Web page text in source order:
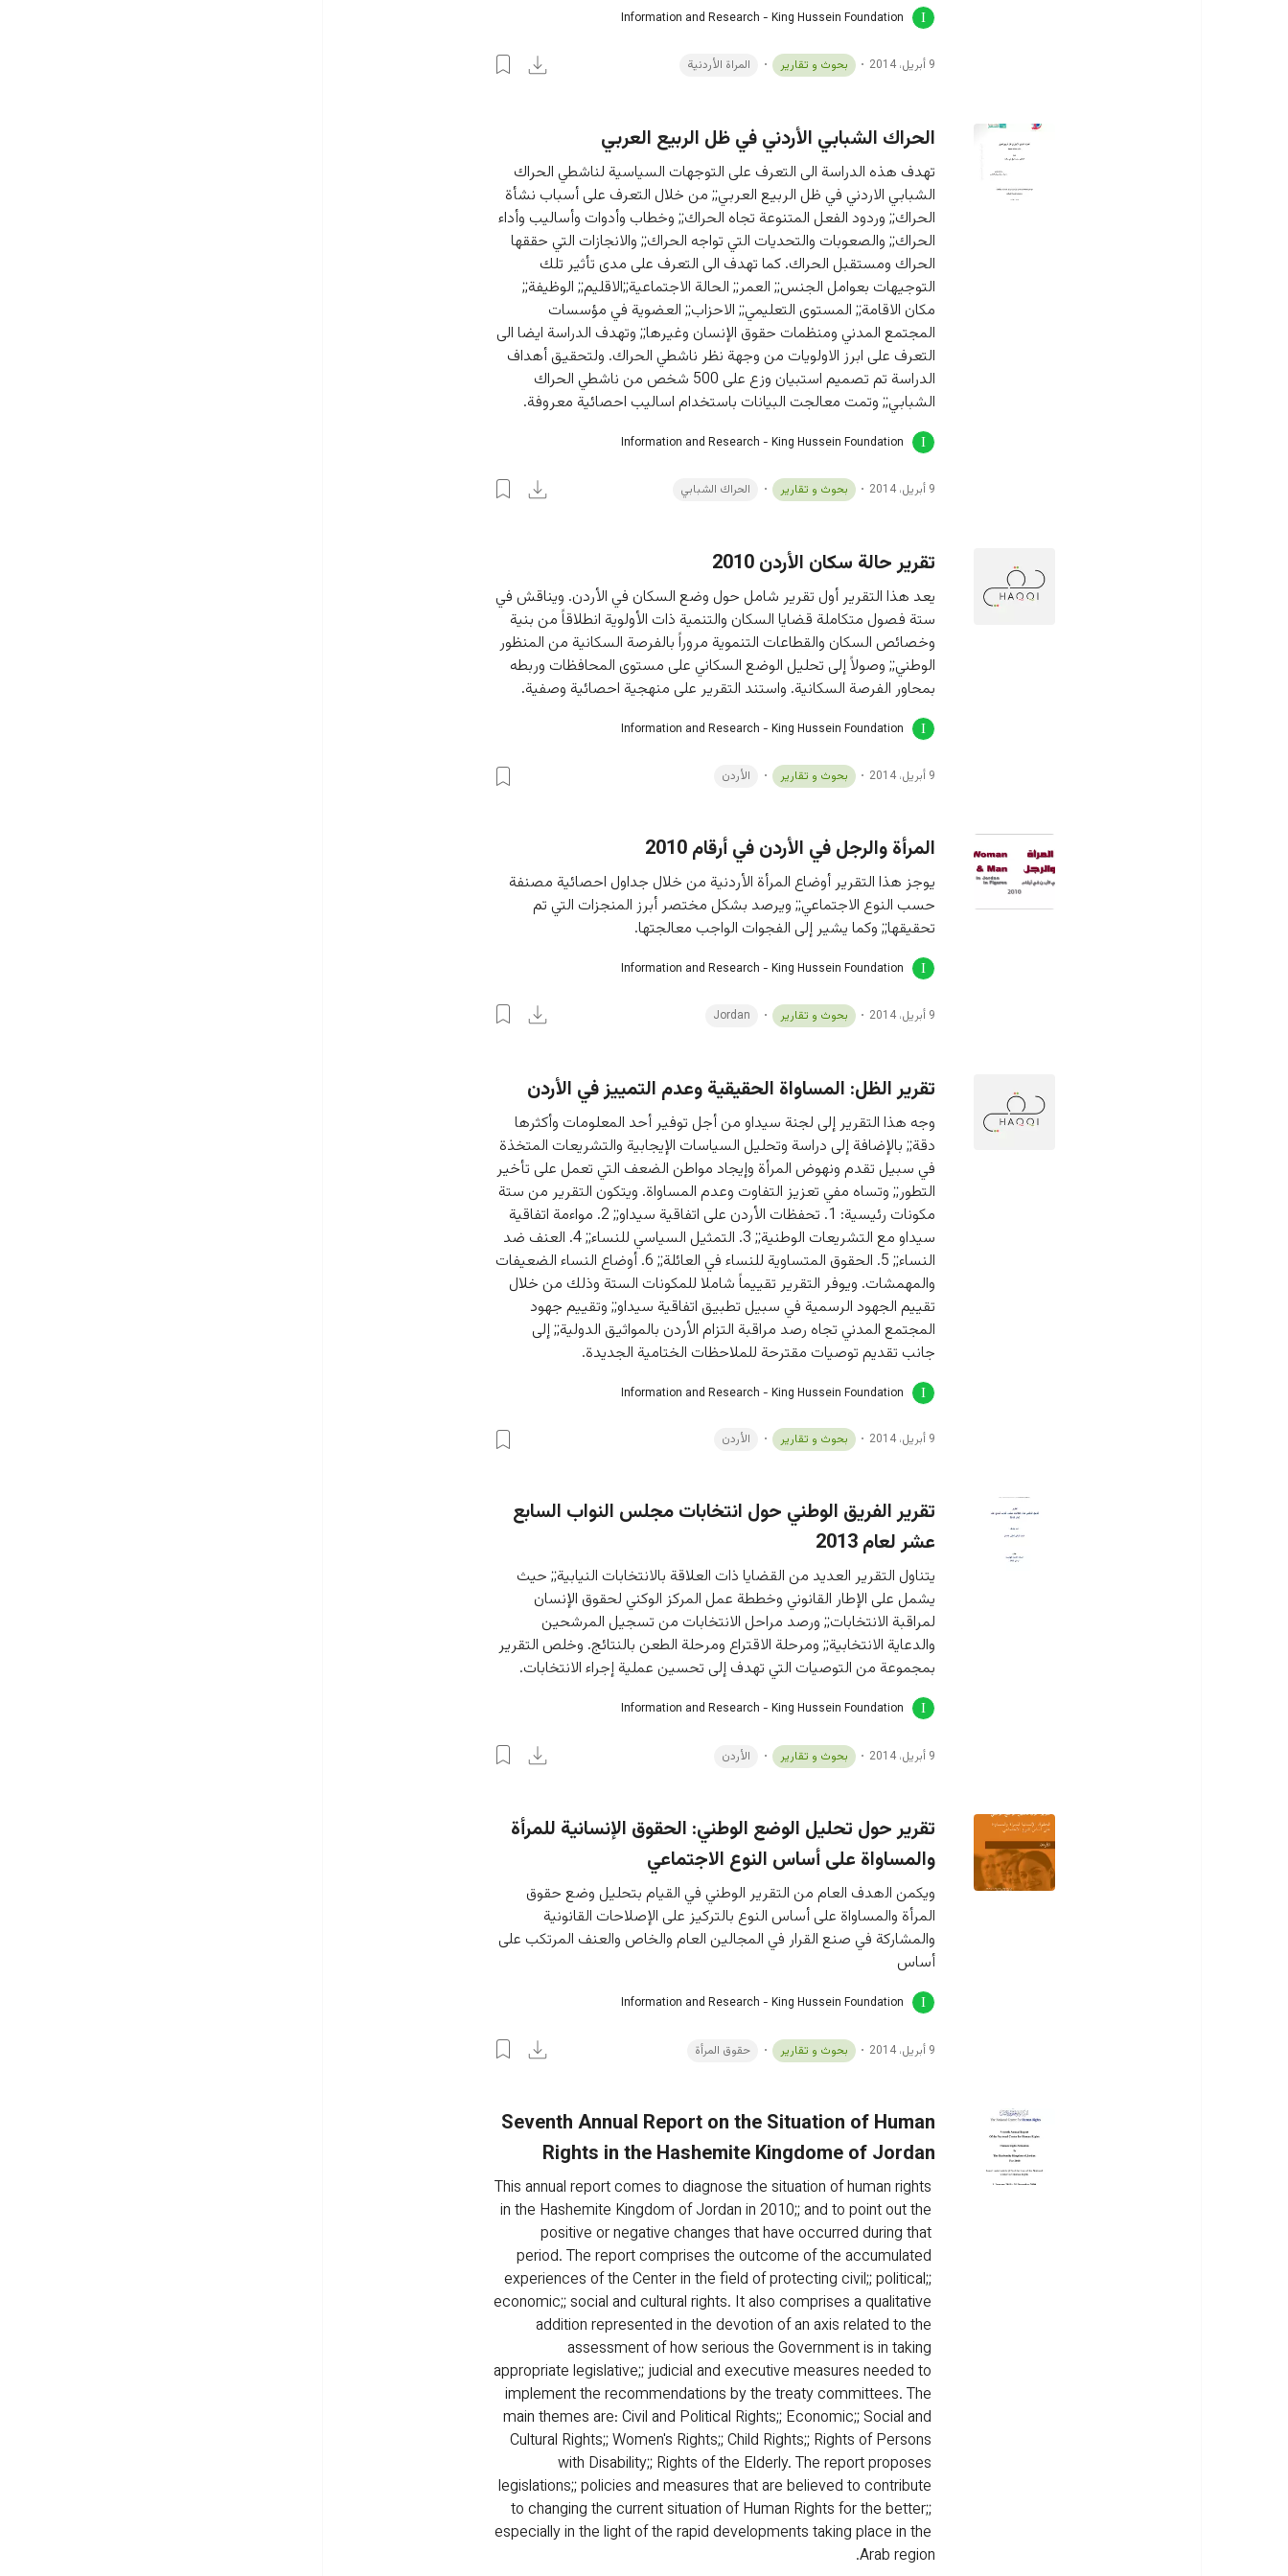
Information and Research - King Hussein Foundation
9 أبريل، 2014 بحوث و تقارير المراة الأردنية
الحراك الشبابي الأردني في ظل الربيع العربي
تهدف هذه الدراسة الى التعرف على التوجهات السياسية لناشطي الحراك
الشبابي الاردني في ظل الربيع العربي;; من خلال التعرف على أسباب نشأة
الحراك;; وردود الفعل المتنوعة تجاه الحراك;; وخطاب وأدوات وأساليب وأداء
الحراك;; والصعوبات والتحديات التي تواجه الحراك;; والانجازات التي حققها
الحراك ومستقبل الحراك. كما تهدف الى التعرف على مدى تأثير تلك
التوجيهات بعوامل الجنس;; العمر;; الحالة الاجتماعية;;الاقليم;; الوظيفة;;
مكان الاقامة;; المستوى التعليمي;; الاحزاب;; العضوية في مؤسسات
المجتمع المدني ومنظمات حقوق الإنسان وغيرها;; وتهدف الدراسة ايضا الى
التعرف على ابرز الاولويات من وجهة نظر ناشطي الحراك. ولتحقيق أهداف
الدراسة تم تصميم استبيان وزع على 500 شخص من ناشطي الحراك
الشبابي;; وتمت معالجت البيانات باستخدام اساليب احصائية معروفة.
Information and Research - King Hussein Foundation
9 أبريل، 2014 بحوث و تقارير الحراك الشبابي
تقرير حالة سكان الأردن 2010
يعد هذا التقرير أول تقرير شامل حول وضع السكان في الأردن. ويناقش في
ستة فصول متكاملة قضايا السكان والتنمية ذات الأولوية انطلاقاً من بنية
وخصائص السكان والقطاعات التنموية مروراً بالفرصة السكانية من المنظور
الوطني;; وصولاً إلى تحليل الوضع السكاني على مستوى المحافظات وربطه
بمحاور الفرصة السكانية. واستند التقرير على منهجية احصائية وصفية.
Information and Research - King Hussein Foundation
9 أبريل، 2014 بحوث و تقارير الأردن
المرأة والرجل في الأردن في أرقام 2010
يوجز هذا التقرير أوضاع المرأة الأردنية من خلال جداول احصائية مصنفة
حسب النوع الاجتماعي;; ويرصد بشكل مختصر أبرز المنجزات التي تم
تحقيقها;; وكما يشير إلى الفجوات الواجب معالجتها.
Information and Research - King Hussein Foundation
9 أبريل، 2014 بحوث و تقارير Jordan
تقرير الظل: المساواة الحقيقية وعدم التمييز في الأردن
وجه هذا التقرير إلى لجنة سيداو من أجل توفير أحد المعلومات وأكثرها
دقة;; بالإضافة إلى دراسة وتحليل السياسات الإيجابية والتشريعات المتخذة
في سبيل تقدم ونهوض المرأة وإيجاد مواطن الضعف التي تعمل على تأخير
التطور;; وتساه مفي تعزيز التفاوت وعدم المساواة. ويتكون التقرير من ستة
مكونات رئيسية: 1. تحفظات الأردن على اتفاقية سيداو;; 2. مواءمة اتفاقية
سيداو مع التشريعات الوطنية;; 3. التمثيل السياسي للنساء;; 4. العنف ضد
النساء;; 5. الحقوق المتساوية للنساء في العائلة;; 6. أوضاع النساء الضعيفات
والمهمشات. ويوفر التقرير تقييماً شاملا للمكونات الستة وذلك من خلال
تقييم الجهود الرسمية في سبيل تطبيق اتفاقية سيداو;; وتقييم جهود
المجتمع المدني تجاه رصد مراقبة التزام الأردن بالمواثيق الدولية;; إلى
جانب تقديم توصيات مقترحة للملاحظات الختامية الجديدة.
Information and Research - King Hussein Foundation
9 أبريل، 2014 بحوث و تقارير الأردن
تقرير الفريق الوطني حول انتخابات مجلس النواب السابع
عشر لعام 2013
يتناول التقرير العديد من القضايا ذات العلاقة بالانتخابات النيابية;; حيث
يشمل على الإطار القانوني وخططة عمل المركز الوكني لحقوق الإنسان
لمراقبة الانتخابات;; ورصد مراحل الانتخابات من تسجيل المرشحين
والدعاية الانتخابية;; ومرحلة الاقتراع ومرحلة الطعن بالنتائج. وخلص التقرير
بمجموعة من التوصيات التي تهدف إلى تحسين عملية إجراء الانتخابات.
Information and Research - King Hussein Foundation
9 أبريل، 2014 بحوث و تقارير الأردن
تقرير حول تحليل الوضع الوطني: الحقوق الإنسانية للمرأة
والمساواة على أساس النوع الاجتماعي
وﻳﻜﻤﻦ اﻟهدف اﻟﻌﺎم ﻣﻦ اﻟﺘﻘﺮﻳﺮ اﻟﻮﻃﻨﻲ ﻓﻲ اﻟﻘﻴﺎم ﺑﺘﺤﻠﻴﻞ وﺿﻊ ﺣﻘﻮق
اﻟﻤﺮأة واﻟﻤﺴﺎواة ﻋﻠﻰ أﺳﺎس اﻟﻨﻮع ﺑﺎﻟﺘﺮﻛﻴﺰ ﻋﻠﻰ اﻹﺻﻼﺣﺎت اﻟﻘﺎﻧﻮﻧﻴﺔ
واﻟﻤﺸﺎرﻛﺔ ﻓﻲ ﺻﻨﻊ اﻟﻘﺮار ﻓﻲ اﻟﻤﺠﺎﻟﻴﻦ اﻟﻌﺎم واﻟﺨﺎص واﻟﻌﻨﻒ اﻟﻤﺮﺗﻜﺐ ﻋﻠﻰ
أﺳﺎس
Information and Research - King Hussein Foundation
9 أبريل، 2014 بحوث و تقارير حقوق المرأة
Seventh Annual Report on the Situation of Human
Rights in the Hashemite Kingdome of Jordan
This annual report comes to diagnose the situation of human rights
in the Hashemite Kingdom of Jordan in 2010;; and to point out the
positive or negative changes that have occurred during that
period. The report comprises the outcome of the accumulated
experiences of the Center in the field of protecting civil;; political;;
economic;; social and cultural rights. It also comprises a qualitative
addition represented in the devotion of an axis related to the
assessment of how serious the Government is in taking
appropriate legislative;; judicial and executive measures needed to
implement the recommendations by the treaty committees. The
main themes are: Civil and Political Rights;; Economic;; Social and
Cultural Rights;; Women's Rights;; Child Rights;; Rights of Persons
with Disability;; Rights of the Elderly. The report proposes
legislations;; policies and measures that are believed to contribute
to changing the current situation of Human Rights for the better;;
especially in the light of the rapid developments taking place in the
Arab region.